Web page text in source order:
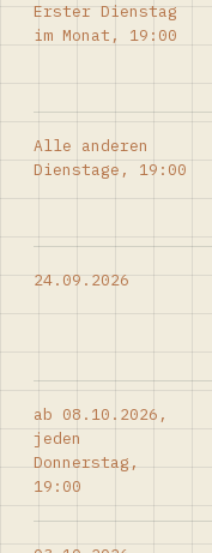
Erster Dienstag
im Monat, 19:00
Alle anderen
Dienstage, 19:00
24.09.2026
ab 08.10.2026,
jeden
Donnerstag,
19:00